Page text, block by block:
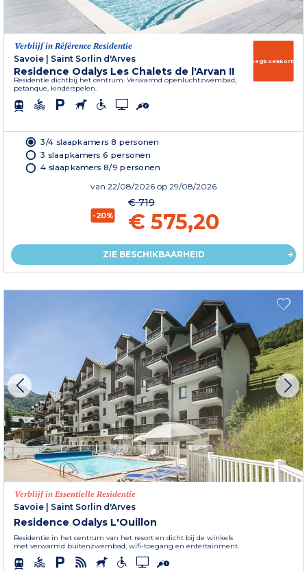
Verblijf in Référence Residentie
Savoie
Saint Sorlin d'Arves
Residence Odalys Les Chalets de l'Arvan II
Residentie dichtbij het centrum. Verwarmd openluchtzwembad,
petanque, kinderspelen.
Vroegboekkorting
3/4 slaapkamers 8 personen
3 slaapkamers 6 personen
4 slaapkamers 8/9 personen
van 22/08/2026 op 29/08/2026
-20%
€ 719
€ 575,20
ZIE BESCHIKBAARHEID
Verblijf in Essentielle Residentie
Savoie | Saint Sorlin d'Arves
Residence Odalys L'Ouillon
Residentie in het centrum van het resort en dicht bij de winkels
met verwarmd buitenzwembad, wifi-toegang en entertainment.